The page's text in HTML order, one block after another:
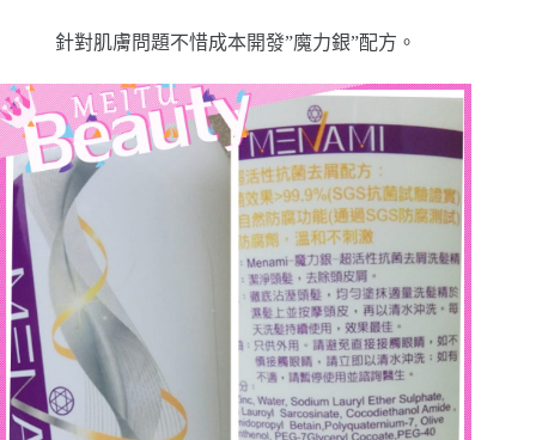
針對肌膚問題不惜成本開發”魔力銀”配方。